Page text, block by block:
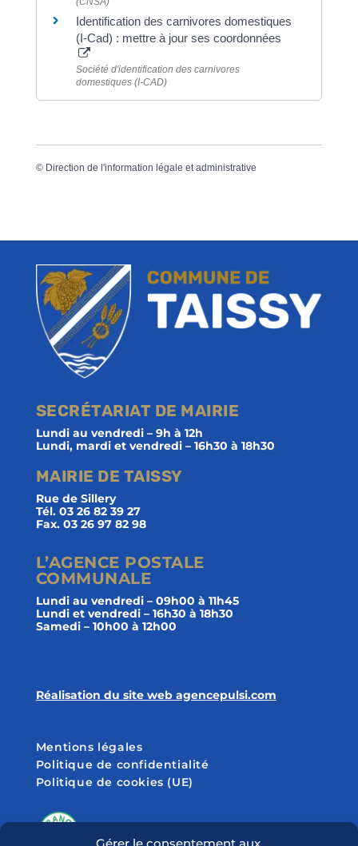
Identification des carnivores domestiques
(I-Cad) : mettre à jour ses coordonnées
Société d'identification des carnivores
domestiques (I-CAD)
© Direction de l'information légale et administrative
SECRÉTARIAT DE MAIRIE
Lundi au vendredi – 9h à 12h
Lundi, mardi et vendredi – 16h30 à 18h30
MAIRIE DE TAISSY
Rue de Sillery
Tél. 03 26 82 39 27
Fax. 03 26 97 82 98
L’AGENCE POSTALE
COMMUNALE
Lundi au vendredi – 09h00 à 11h45
Lundi et vendredi – 16h30 à 18h30
Samedi – 10h00 à 12h00
Réalisation du site web agencepulsi.com
Mentions légales
Politique de confidentialité
Politique de cookies (UE)